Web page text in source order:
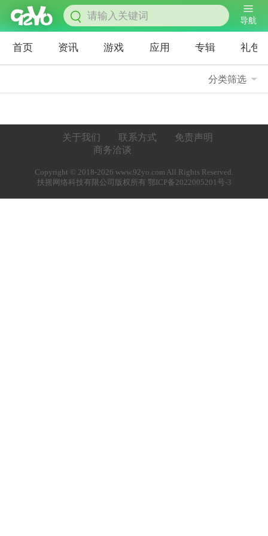
导航
首页 资讯 游戏 应用 专辑 礼包
分类筛选
关于我们 联系方式
免责声明
商务洽谈
Copyright © 2018-2026 www.92yo.com All Rights Reserved.
扶摇网络科技有限公司版权所有 鄂ICP备2022005201号-3